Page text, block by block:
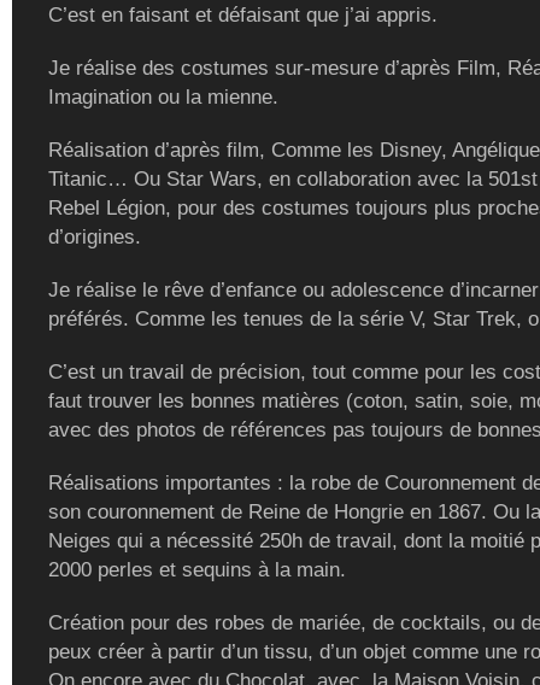
C’est en faisant et défaisant que j’ai appris.
Je réalise des costumes sur-mesure d’après Film,
Imagination ou la mienne.
Réalisation d’après film, Comme les Disney,
Titanic… Ou Star Wars, en collaboration avec la
Rebel Légion, pour des costumes toujours plus
d’origines.
Je réalise le rêve d’enfance ou adolescence
préférés. Comme les tenues de la série V, Star Trek,
C’est un travail de précision, tout comme pour les
faut trouver les bonnes matières (coton, satin, soie,
avec des photos de références pas toujours de
Réalisations importantes : la robe de Couronnement
son couronnement de Reine de Hongrie en 1867. Ou
Neiges qui a nécessité 250h de travail, dont la moitié
2000 perles et sequins à la main.
Création pour des robes de mariée, de cocktails, ou
peux créer à partir d’un tissu, d’un objet comme une